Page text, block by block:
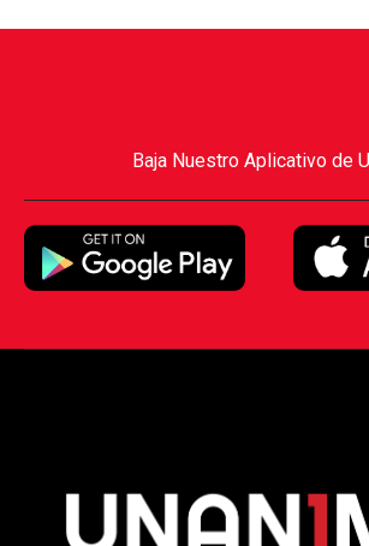
Baja Nuestro Aplicativo de